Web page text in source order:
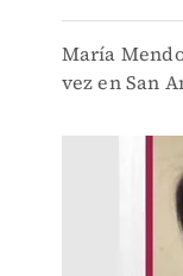
María
vez en San